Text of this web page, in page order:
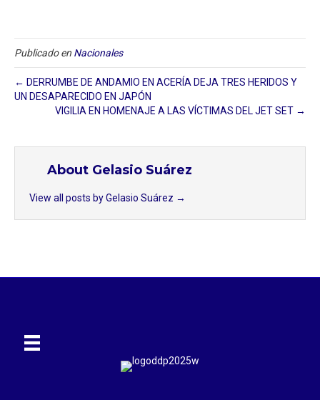
Publicado en Nacionales
← DERRUMBE DE ANDAMIO EN ACERÍA DEJA TRES HERIDOS Y
UN DESAPARECIDO EN JAPÓN
VIGILIA EN HOMENAJE A LAS VÍCTIMAS DEL JET SET →
About Gelasio Suárez
View all posts by Gelasio Suárez →